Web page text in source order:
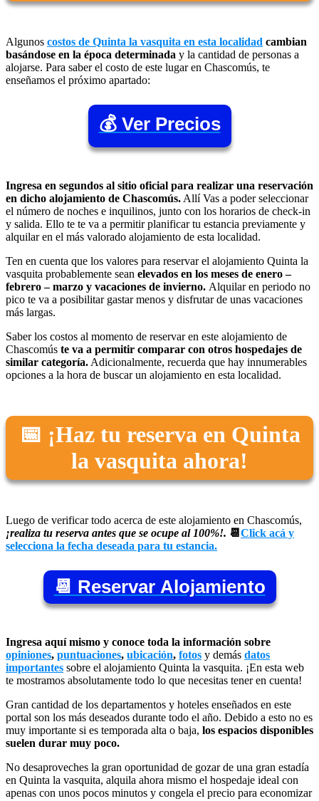
Algunos costos de Quinta la vasquita en esta localidad cambian
basándose en la época determinada y la cantidad de personas a
alojarse. Para saber el costo de este lugar en Chascomús, te
enseñamos el próximo apartado:
💰 Ver Precios
Ingresa en segundos al sitio oficial para realizar una reservación
en dicho alojamiento de Chascomús. Allí Vas a poder seleccionar
el número de noches e inquilinos, junto con los horarios de check-in
y salida. Ello te te va a permitir planificar tu estancia previamente y
alquilar en el más valorado alojamiento de esta localidad.
Ten en cuenta que los valores para reservar el alojamiento Quinta la
vasquita probablemente sean elevados en los meses de enero –
febrero – marzo y vacaciones de invierno. Alquilar en periodo no
pico te va a posibilitar gastar menos y disfrutar de unas vacaciones
más largas.
Saber los costos al momento de reservar en este alojamiento de
Chascomús te va a permitir comparar con otros hospedajes de
similar categoría. Adicionalmente, recuerda que hay innumerables
opciones a la hora de buscar un alojamiento en esta localidad.
📅 ¡Haz tu reserva en Quinta
la vasquita ahora!
Luego de verificar todo acerca de este alojamiento en Chascomús,
¡realiza tu reserva antes que se ocupe al 100%!. 📆 Click acá y
selecciona la fecha deseada para tu estancia.
📆 Reservar Alojamiento
Ingresa aquí mismo y conoce toda la información sobre
opiniones, puntuaciones, ubicación, fotos y demás datos
importantes sobre el alojamiento Quinta la vasquita. ¡En esta web
te mostramos absolutamente todo lo que necesitas tener en cuenta!
Gran cantidad de los departamentos y hoteles enseñados en este
portal son los más deseados durante todo el año. Debido a esto no es
muy importante si es temporada alta o baja, los espacios disponibles
suelen durar muy poco.
No desaproveches la gran oportunidad de gozar de una gran estadía
en Quinta la vasquita, alquila ahora mismo el hospedaje ideal con
apenas con unos pocos minutos y congela el precio para economizar